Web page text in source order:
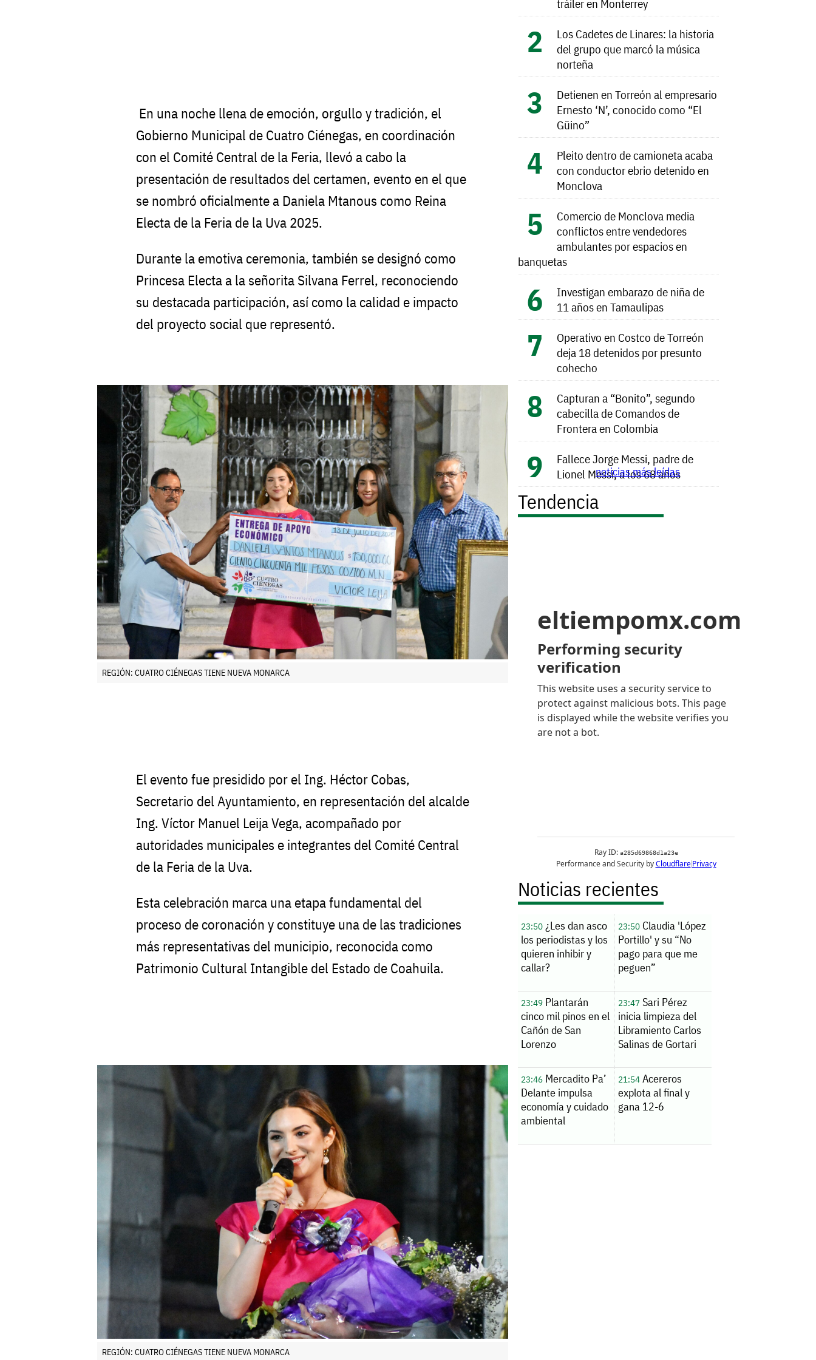
En una noche llena de emoción, orgullo y tradición, el
Gobierno Municipal de Cuatro Ciénegas, en coordinación
con el Comité Central de la Feria, llevó a cabo la
presentación de resultados del certamen, evento en el que
se nombró oficialmente a Daniela Mtanous como Reina
Electa de la Feria de la Uva 2025.
Durante la emotiva ceremonia, también se designó como
Princesa Electa a la señorita Silvana Ferrel, reconociendo
su destacada participación, así como la calidad e impacto
del proyecto social que representó.
REGIÓN: CUATRO CIÉNEGAS TIENE NUEVA MONARCA
El evento fue presidido por el Ing. Héctor Cobas,
Secretario del Ayuntamiento, en representación del alcalde
Ing. Víctor Manuel Leija Vega, acompañado por
autoridades municipales e integrantes del Comité Central
de la Feria de la Uva.
Esta celebración marca una etapa fundamental del
proceso de coronación y constituye una de las tradiciones
más representativas del municipio, reconocida como
Patrimonio Cultural Intangible del Estado de Coahuila.
REGIÓN: CUATRO CIÉNEGAS TIENE NUEVA MONARCA
tráiler en Monterrey
Los Cadetes de Linares: la historia
del grupo que marcó la música
norteña
Detienen en Torreón al empresario
Ernesto ‘N’, conocido como “El
Güino”
Pleito dentro de camioneta acaba
con conductor ebrio detenido en
Monclova
Comercio de Monclova media
conflictos entre vendedores
ambulantes por espacios en
banquetas
Investigan embarazo de niña de
11 años en Tamaulipas
Operativo en Costco de Torreón
deja 18 detenidos por presunto
cohecho
Capturan a “Bonito”, segundo
cabecilla de Comandos de
Frontera en Colombia
Fallece Jorge Messi, padre de
Lionel Messi, a los 68 años
noticias más leídas
Tendencia
Noticias recientes
23:50 ¿Les dan asco
los periodistas y los
quieren inhibir y
callar?
23:50Claudia 'López
Portillo' y su “No
pago para que me
peguen”
23:49 Plantarán
cinco mil pinos en el
Cañón de San
Lorenzo
23:47Sari Pérez
inicia limpieza del
Libramiento Carlos
Salinas de Gortari
23:46 Mercadito Pa’
Delante impulsa
economía y cuidado
ambiental
21:54Acereros
explota al final y
gana 12-6